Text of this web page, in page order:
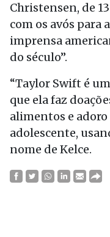
Christensen, de
com os avós para
imprensa
do século”.
“Taylor Swift é
que ela faz
alimentos e adoro
adolescente,
nome de Kelce.